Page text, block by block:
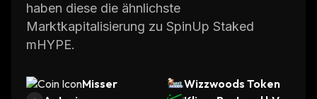
haben diese die ähnlichste
Marktkapitalisierung zu SpinUp Staked
mHYPE.
Misser
Wizzwoods Token